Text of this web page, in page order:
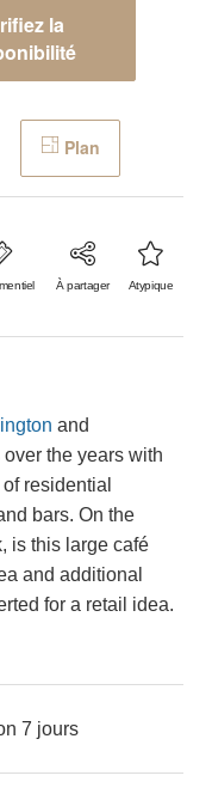
la
Plan
À partager Atypique
and
the years with
residential
bars. On the
is this large café
and additional
for a retail idea.
7 jours